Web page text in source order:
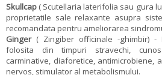
Skullcap ( Scutellaria laterifolia sau gura
proprietatile sale relaxante asupra
recomandata pentru ameliorarea
Ginger( Zingiber officinale -ghimbir) -
folosita din timpuri stravechi,
carminative, diaforetice, antimicrobiene,
nervos, stimulator al metabolismului.